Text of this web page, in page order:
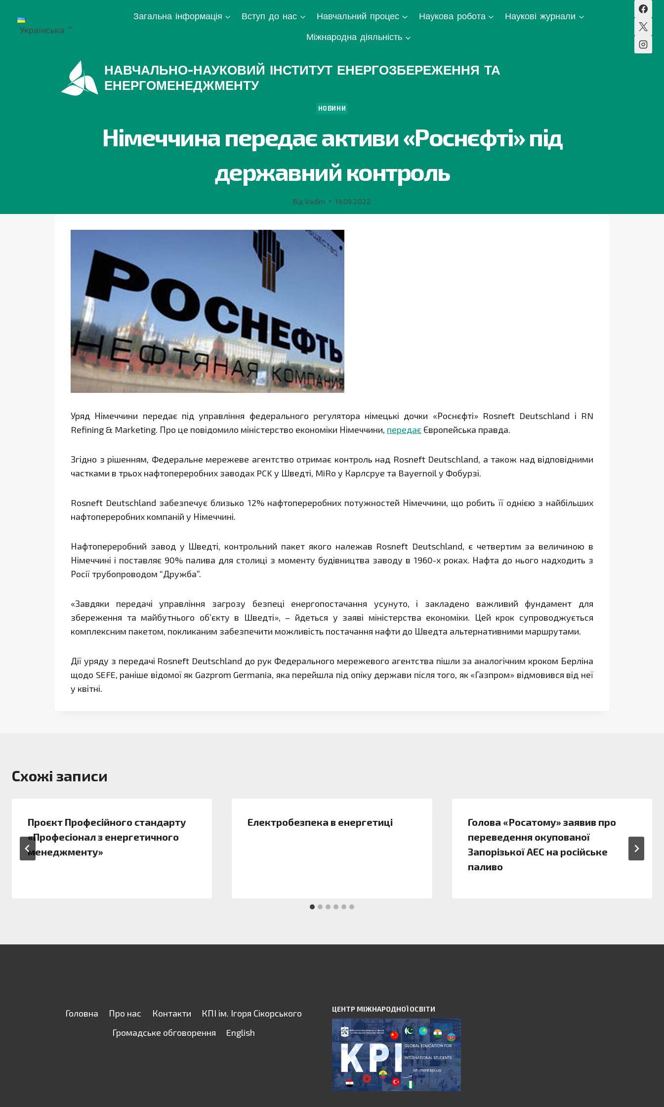
вмістуУкраїнська
Загальна інформація Вступ до нас Навчальний процес Наукова робота
Наукові журнали
Міжнародна діяльність
НАВЧАЛЬНО-НАУКОВИЙ ІНСТИТУТ ЕНЕРГОЗБЕРЕЖЕННЯ ТА
ЕНЕРГОМЕНЕДЖМЕНТУ
НОВИНИ
Німеччина передає активи «Роснєфті» під
державний контроль
Від Vadim 19.09.2022
Уряд Німеччини передає під управління федерального регулятора німецькі дочки «Роснєфті» Rosneft Deutschland і RN
Refining & Marketing. Про це повідомило міністерство економіки Німеччини, передає Європейська правда.
Згідно з рішенням, Федеральне мережеве агентство отримає контроль над Rosneft Deutschland, а також над відповідними
частками в трьох нафтопереробних заводах PCK у Шведті, MiRo у Карлсруе та Bayernoil у Фобурзі.
Rosneft Deutschland забезпечує близько 12% нафтопереробних потужностей Німеччини, що робить її однією з найбільших
нафтопереробних компаній у Німеччині.
Нафтопереробний завод у Шведті, контрольний пакет якого належав Rosneft Deutschland, є четвертим за величиною в
Німеччині і поставляє 90% палива для столиці з моменту будівництва заводу в 1960-х роках. Нафта до нього надходить з
Росії трубопроводом “Дружба”.
«Завдяки передачі управління загрозу безпеці енергопостачання усунуто, і закладено важливий фундамент для
збереження та майбутнього об’єкту в Шведті», – йдеться у заяві міністерства економіки. Цей крок супроводжується
комплексним пакетом, покликаним забезпечити можливість постачання нафти до Шведта альтернативними маршрутами.
Дії уряду з передачі Rosneft Deutschland до рук Федерального мережевого агентства пішли за аналогічним кроком Берліна
щодо SEFE, раніше відомої як Gazprom Germania, яка перейшла під опіку держави після того, як «Газпром» відмовився від неї
у квітні.
Схожі записи
Проєкт Професійного стандарту
«Професіонал з енергетичного
менеджменту»
Електробезпека в енергетиці
Голова «Росатому» заявив про
переведення окупованої
Запорізької АЕС на російське
паливо
Головна Про нас Контакти
КПІ ім. Ігоря Сікорського
Громадське обговорення
English
ЦЕНТР МІЖНАРОДНОЇ ОСВІТИ